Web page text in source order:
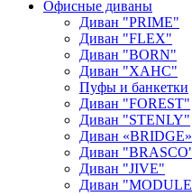
Офисные диваны
Диван "PRIME"
Диван "FLEX"
Диван "BORN"
Диван "ХАНС"
Пуфы и банкетки
Диван "FOREST"
Диван "STENLY"
Диван «BRIDGE»
Диван
Диван "JIVE"
Диван